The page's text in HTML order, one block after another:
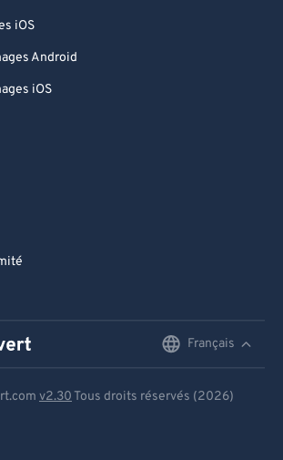
iOS
Android
iOS
Français
v2.30 Tous droits réservés (2026)